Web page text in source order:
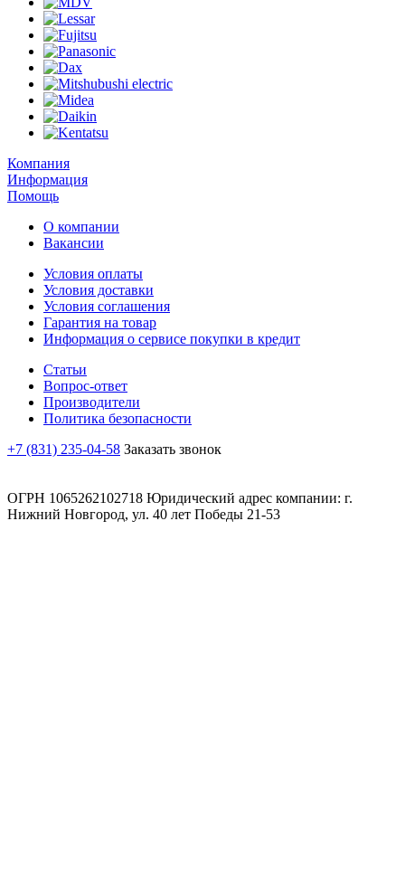
Компания
Информация
Помощь
О компании
Вакансии
Условия оплаты
Условия доставки
Условия соглашения
Гарантия на товар
Информация о сервисе покупки в кредит
Статьи
Вопрос-ответ
Производители
Политика безопасности
+7 (831) 235-04-58 Заказать звонок
ОГРН 1065262102718 Юридический адрес компании: г.
Нижний Новгород, ул. 40 лет Победы 21-53